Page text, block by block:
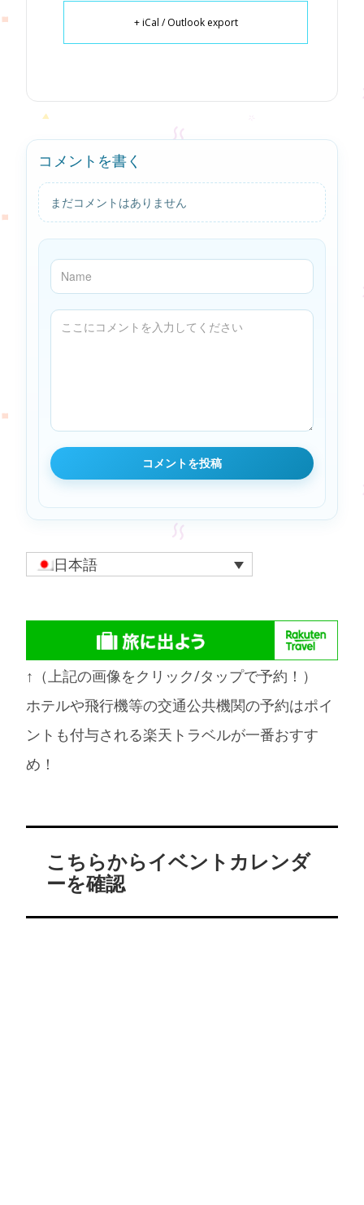
+ iCal / Outlook export
コメントを書く
まだコメントはありません
日本語
↑（上記の画像をクリック/タップで予約！）
ホテルや飛行機等の交通公共機関の予約はポイ
ントも付与される楽天トラベルが一番おすす
め！
こちらからイベントカレンダ
ーを確認